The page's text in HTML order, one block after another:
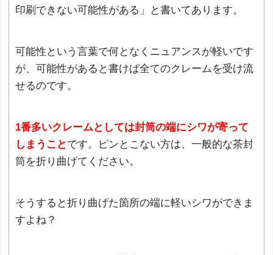
印刷できない可能性がある」と書いてあります。
可能性という言葉で何となくニュアンスが軽いです
が、可能性があると書けば全てのクレームを受け流
せるのです。
1番多いクレームとしては封筒の端にシワが寄って
しまうことです。ピンとこない方は、一般的な茶封
筒を折り曲げてください。
そうすると折り曲げた箇所の端に軽いシワができま
すよね？